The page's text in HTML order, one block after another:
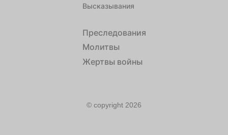
Высказывания
Преследования
Молитвы
Жертвы войны
© copyright 2026